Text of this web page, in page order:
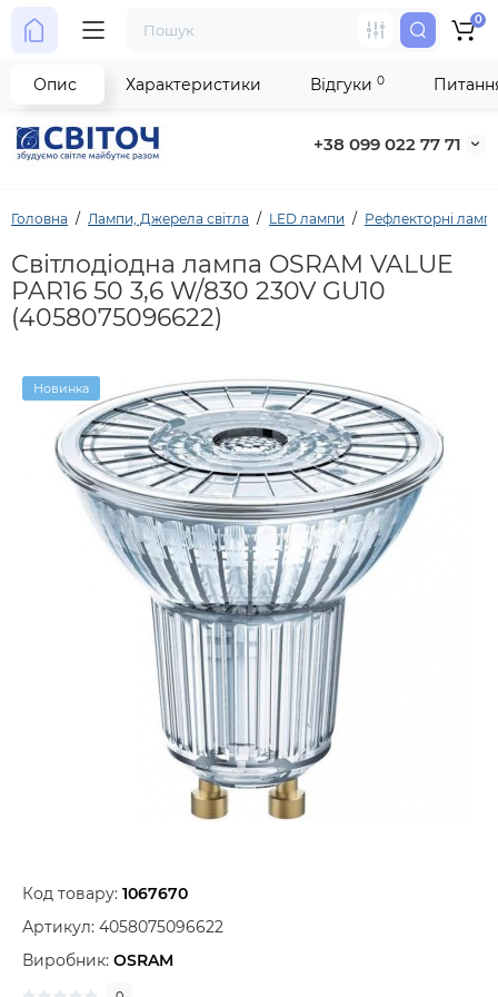
+38 099 022 77 71
0
Головна Лампи, Джерела світла LED лампи Рефлекторні
Світлодіодна лампа OSRAM VALUE
PAR16 50 3,6 W/830 230V GU10
(4058075096622)
Новинка
Код товару: 1067670
Артикул: 4058075096622
Виробник: OSRAM
Опис Характеристики Відгуки 0